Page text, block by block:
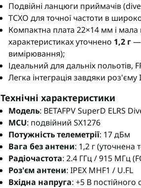
Подвійні ланцюги приймачів
TCXO для точної частоти в
Компактна плата 22×14 мм і мала
характеристиках уточнено 1,2 г—
вимірювання);
Ідеальний для дальніх польотів,
Легка інтеграція завдяки роз'єму
Технічні характеристики
Модель: BETAFPV SuperD ELRS
MCU: подвійний SX1276
Потужність телеметрії: 17 дБм
Вага без антени: 1,2 г (уточнена
Радіочастота: 2.4 ГГц / 915 МГц
Роз'єм антени: IPEX MHF1 / U.FL
Вхідна напруга: +5 В постійного